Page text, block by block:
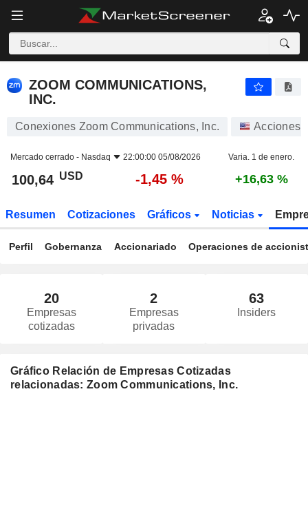
ZOOM COMMUNICATIONS,
INC.
Conexiones Zoom Communications, Inc. Acciones
Mercado cerrado - Nasdaq 22:00:00 05/08/2026 Varia. 1 de enero.
100,64 USD -1,45 % +16,63 %
Resumen Cotizaciones Gráficos Noticias
Perfil Gobernanza Accionariado Operaciones de
20
Empresas
cotizadas
2
Empresas
privadas
63
Insiders
Gráfico Relación de Empresas Cotizadas
relacionadas: Zoom Communications, Inc.